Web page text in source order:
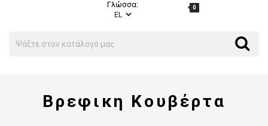
Γλώσσα: 0
Search
Βρεφικη Κουβέρτα